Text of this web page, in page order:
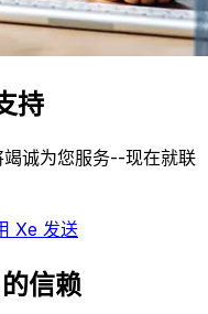
持
诚为您服务--现在就联
Xe 发送
信赖